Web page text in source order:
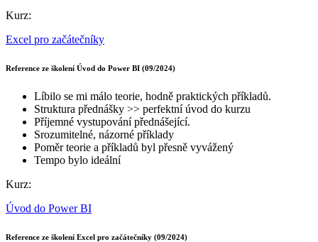
Kurz:
Excel pro začátečníky
Reference ze školení Úvod do Power BI (09/2024)
Líbilo se mi málo teorie, hodně praktických příkladů.
Struktura přednášky >> perfektní úvod do kurzu
Příjemné vystupování přednášející.
Srozumitelné, názorné příklady
Poměr teorie a příkladů byl přesně vyvážený
Tempo bylo ideální
Kurz:
Úvod do Power BI
Reference ze školení Excel pro začátečníky (09/2024)